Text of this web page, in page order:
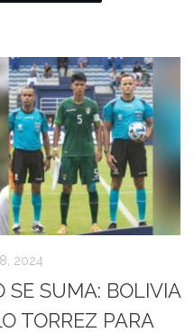
2024
SUMA: BOLIVIA
TORREZ PARA